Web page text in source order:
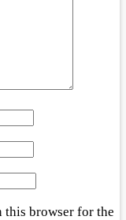
this browser for the